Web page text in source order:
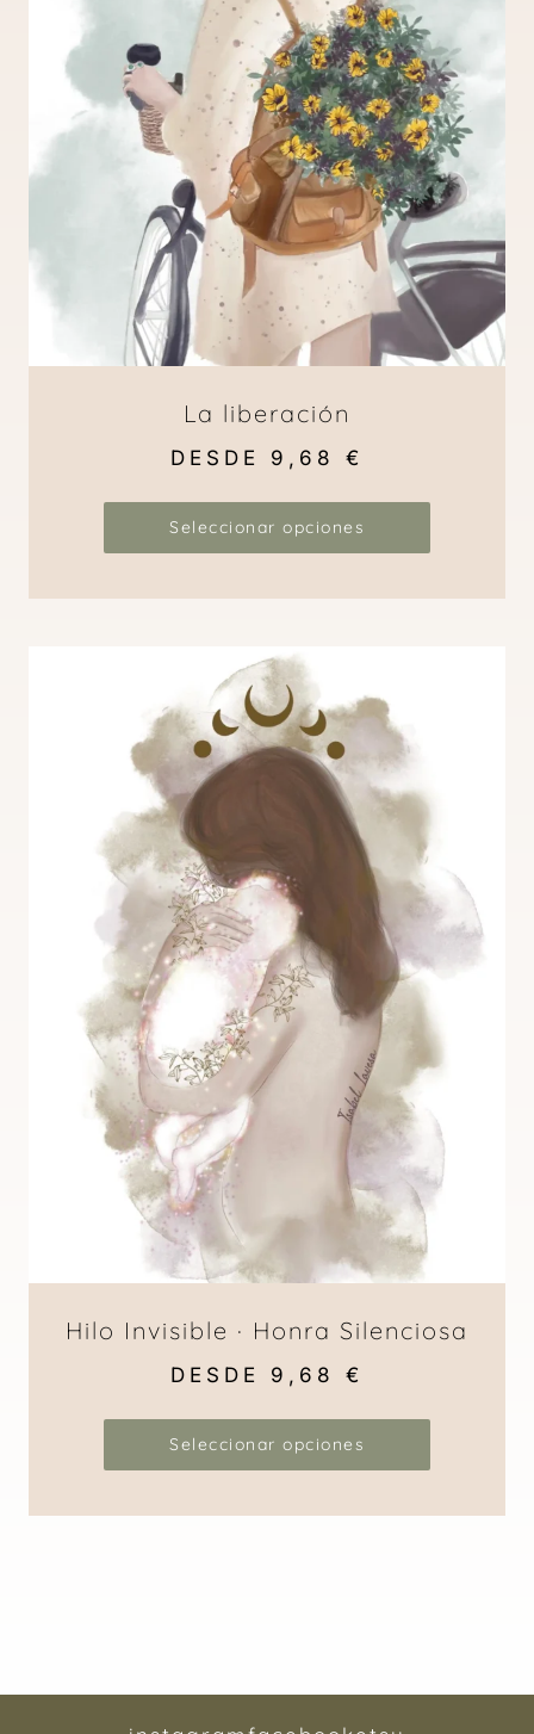
La liberación
DESDE 9,68 €
Seleccionar opciones
Hilo Invisible · Honra Silenciosa
DESDE 9,68 €
Seleccionar opciones